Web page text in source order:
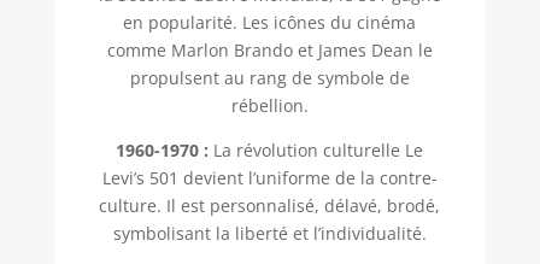
en popularité. Les icônes du cinéma
comme Marlon Brando et James Dean le
propulsent au rang de symbole de
rébellion.
1960-1970 : La révolution culturelle Le
Levi’s 501 devient l’uniforme de la contre-
culture. Il est personnalisé, délavé, brodé,
symbolisant la liberté et l’individualité.